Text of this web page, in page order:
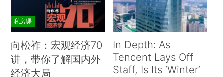
私房课
向松祚：宏观经济70
讲，带你了解国内外
经济大局
In Depth: As
Tencent Lays Off
Staff, Is Its ‘Winter’